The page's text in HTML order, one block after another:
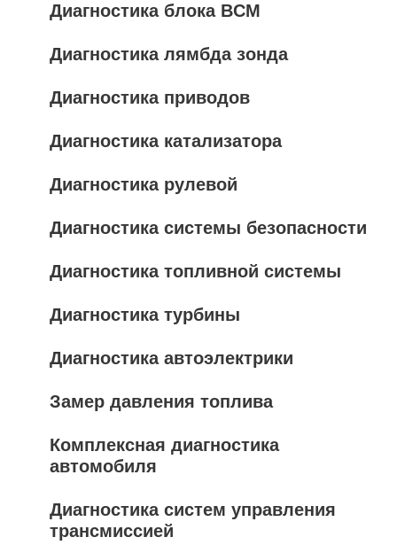
Диагностика блока BCM
Диагностика лямбда зонда
Диагностика приводов
Диагностика катализатора
Диагностика рулевой
Диагностика системы безопасности
Диагностика топливной системы
Диагностика турбины
Диагностика автоэлектрики
Замер давления топлива
Комплексная диагностика
автомобиля
Диагностика систем управления
трансмиссией